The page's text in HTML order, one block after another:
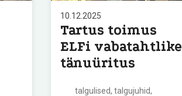
10.12.2025
Tartus toimus
ELFi vabatahtlike
tänuüritus
talgulised, talgujuhid,